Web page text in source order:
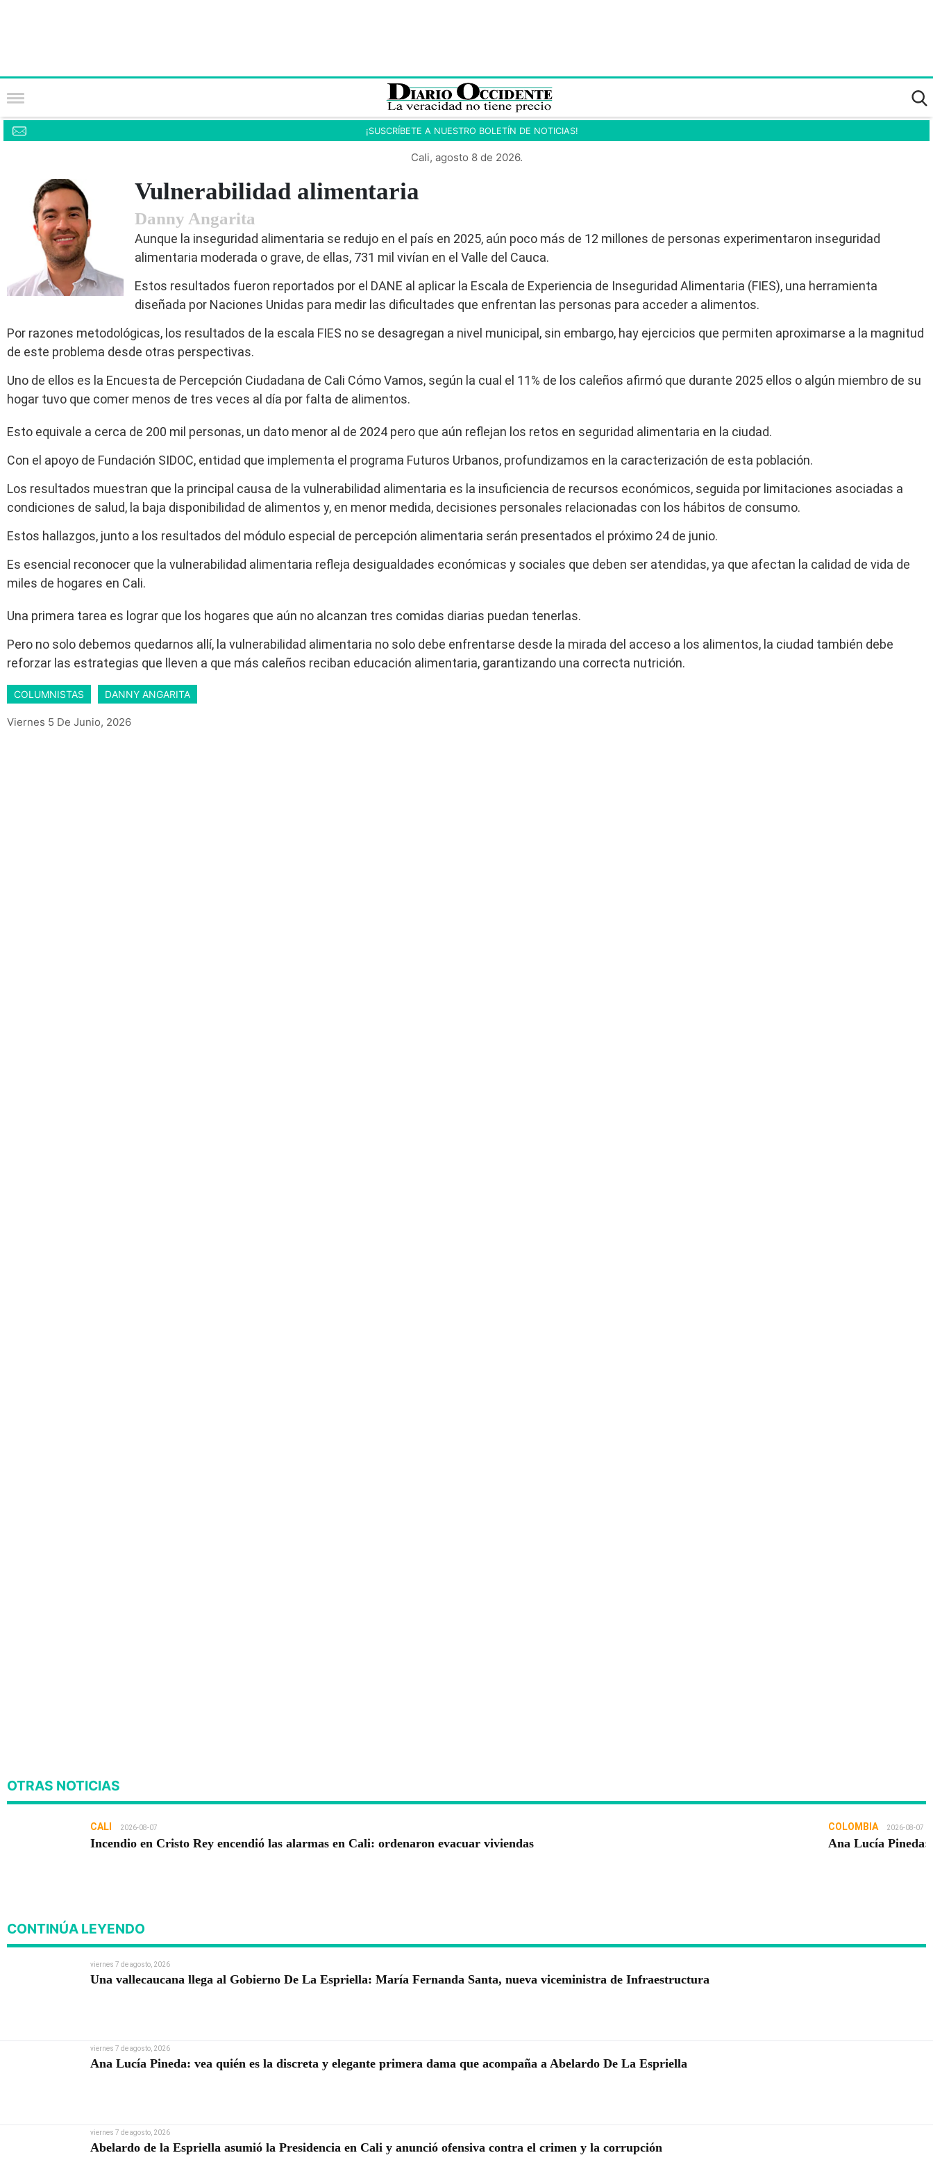
¡SUSCRÍBETE A NUESTRO BOLETÍN DE NOTICIAS!
Cali, agosto 8 de 2026.
Vulnerabilidad alimentaria
Danny Angarita
Aunque la inseguridad alimentaria se redujo en el país en 2025, aún poco más de 12 millones de personas experimentaron inseguridad
alimentaria moderada o grave, de ellas, 731 mil vivían en el Valle del Cauca.
Estos resultados fueron reportados por el DANE al aplicar la Escala de Experiencia de Inseguridad Alimentaria (FIES), una herramienta
diseñada por Naciones Unidas para medir las dificultades que enfrentan las personas para acceder a alimentos.
Por razones metodológicas, los resultados de la escala FIES no se desagregan a nivel municipal, sin embargo, hay ejercicios que permiten aproximarse a la magnitud
de este problema desde otras perspectivas.
Uno de ellos es la Encuesta de Percepción Ciudadana de Cali Cómo Vamos, según la cual el 11% de los caleños afirmó que durante 2025 ellos o algún miembro de su
hogar tuvo que comer menos de tres veces al día por falta de alimentos.
Esto equivale a cerca de 200 mil personas, un dato menor al de 2024 pero que aún reflejan los retos en seguridad alimentaria en la ciudad.
Con el apoyo de Fundación SIDOC, entidad que implementa el programa Futuros Urbanos, profundizamos en la caracterización de esta población.
Los resultados muestran que la principal causa de la vulnerabilidad alimentaria es la insuficiencia de recursos económicos, seguida por limitaciones asociadas a
condiciones de salud, la baja disponibilidad de alimentos y, en menor medida, decisiones personales relacionadas con los hábitos de consumo.
Estos hallazgos, junto a los resultados del módulo especial de percepción alimentaria serán presentados el próximo 24 de junio.
Es esencial reconocer que la vulnerabilidad alimentaria refleja desigualdades económicas y sociales que deben ser atendidas, ya que afectan la calidad de vida de
miles de hogares en Cali.
Una primera tarea es lograr que los hogares que aún no alcanzan tres comidas diarias puedan tenerlas.
Pero no solo debemos quedarnos allí, la vulnerabilidad alimentaria no solo debe enfrentarse desde la mirada del acceso a los alimentos, la ciudad también debe
reforzar las estrategias que lleven a que más caleños reciban educación alimentaria, garantizando una correcta nutrición.
COLUMNISTAS DANNY ANGARITA
Viernes 5 De Junio, 2026
OTRAS NOTICIAS
CALI 2026-08-07
Incendio en Cristo Rey encendió las alarmas en Cali: ordenaron evacuar viviendas
COLOMBIA 2026-08-07
Ana Lucía Pineda:
CONTINÚA LEYENDO
viernes 7 de agosto, 2026
Una vallecaucana llega al Gobierno De La Espriella: María Fernanda Santa, nueva viceministra de Infraestructura
viernes 7 de agosto, 2026
Ana Lucía Pineda: vea quién es la discreta y elegante primera dama que acompaña a Abelardo De La Espriella
viernes 7 de agosto, 2026
Abelardo de la Espriella asumió la Presidencia en Cali y anunció ofensiva contra el crimen y la corrupción